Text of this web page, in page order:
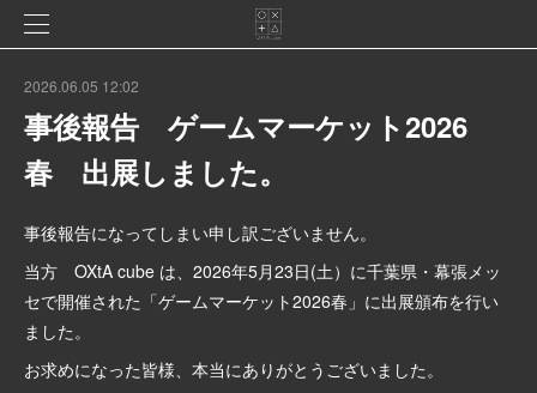
2026.06.05 12:02
事後報告 ゲームマーケット2026
春 出展しました。
事後報告になってしまい申し訳ございません。
当方 OXtA cube は、2026年5月23日(土）に千葉県・幕張メッ
セで開催された「ゲームマーケット2026春」に出展頒布を行い
ました。
お求めになった皆様、本当にありがとうございました。